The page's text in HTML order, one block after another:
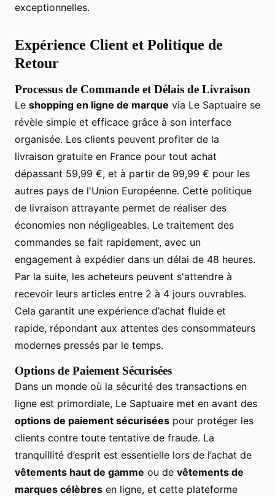
exceptionnelles.
Expérience Client et Politique de
Retour
Processus de Commande et Délais de Livraison
Le shopping en ligne de marque via Le Saptuaire se
révèle simple et efficace grâce à son interface
organisée. Les clients peuvent profiter de la
livraison gratuite en France pour tout achat
dépassant 59,99 €, et à partir de 99,99 € pour les
autres pays de l'Union Européenne. Cette politique
de livraison attrayante permet de réaliser des
économies non négligeables. Le traitement des
commandes se fait rapidement, avec un
engagement à expédier dans un délai de 48 heures.
Par la suite, les acheteurs peuvent s'attendre à
recevoir leurs articles entre 2 à 4 jours ouvrables.
Cela garantit une expérience d’achat fluide et
rapide, répondant aux attentes des consommateurs
modernes pressés par le temps.
Options de Paiement Sécurisées
Dans un monde où la sécurité des transactions en
ligne est primordiale, Le Saptuaire met en avant des
options de paiement sécurisées pour protéger les
clients contre toute tentative de fraude. La
tranquillité d’esprit est essentielle lors de l’achat de
vêtements haut de gamme ou de vêtements de
marques célèbres en ligne, et cette plateforme